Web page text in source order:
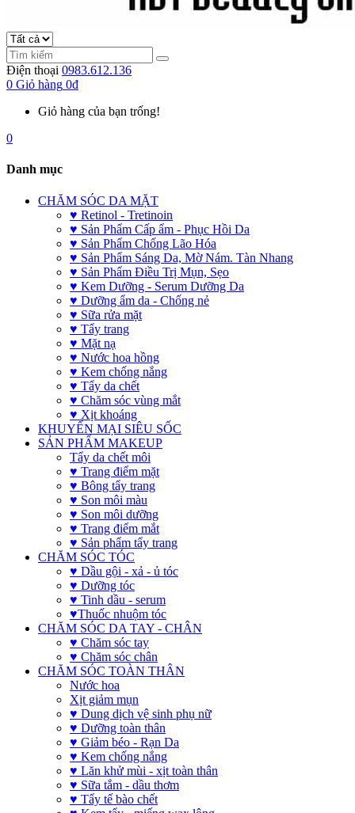
Điện thoại 0983.612.136
0 Giỏ hàng 0đ
Giỏ hàng của bạn trống!
0
Danh mục
CHĂM SÓC DA MẶT
♥ Retinol - Tretinoin
♥ Sản Phẩm Cấp ẩm - Phục Hồi Da
♥ Sản Phẩm Chống Lão Hóa
♥ Sản Phẩm Sáng Da, Mờ Nám. Tàn Nhang
♥ Sản Phẩm Điều Trị Mụn, Sẹo
♥ Kem Dưỡng - Serum Dưỡng Da
♥ Dưỡng ẩm da - Chống nẻ
♥ Sữa rửa mặt
♥ Tẩy trang
♥ Mặt nạ
♥ Nước hoa hồng
♥ Kem chống nắng
♥ Tẩy da chết
♥ Chăm sóc vùng mắt
♥ Xịt khoáng
KHUYẾN MẠI SIÊU SỐC
SẢN PHẨM MAKEUP
Tẩy da chết môi
♥ Trang điểm mặt
♥ Bông tẩy trang
♥ Son môi màu
♥ Son môi dưỡng
♥ Trang điểm mắt
♥ Sản phẩm tẩy trang
CHĂM SÓC TÓC
♥ Dầu gội - xả - ủ tóc
♥ Dưỡng tóc
♥ Tinh dầu - serum
♥Thuốc nhuộm tóc
CHĂM SÓC DA TAY - CHÂN
♥ Chăm sóc tay
♥ Chăm sóc chân
CHĂM SÓC TOÀN THÂN
Nước hoa
Xịt giảm mụn
♥ Dung dịch vệ sinh phụ nữ
♥ Dưỡng toàn thân
♥ Giảm béo - Rạn Da
♥ Kem chống nắng
♥ Lăn khử mùi - xịt toàn thân
♥ Sữa tắm - dầu thơm
♥ Tẩy tế bào chết